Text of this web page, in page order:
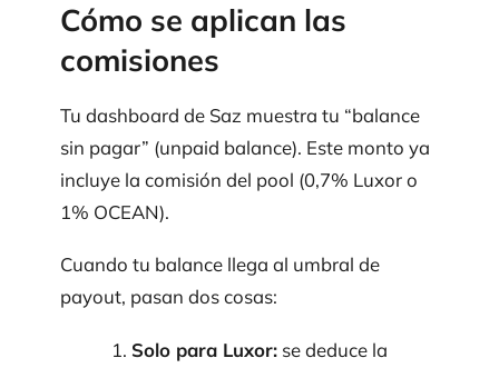
Cómo se aplican las
comisiones
Tu dashboard de Saz muestra tu “balance
sin pagar” (unpaid balance). Este monto ya
incluye la comisión del pool (0,7% Luxor o
1% OCEAN).
Cuando tu balance llega al umbral de
payout, pasan dos cosas:
Solo para Luxor:se deduce la